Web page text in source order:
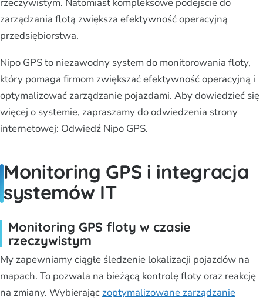
zarządzania flotą zwiększa efektywność operacyjną
przedsiębiorstwa.
Nipo GPS to niezawodny system do monitorowania floty,
który pomaga firmom zwiększać efektywność operacyjną i
optymalizować zarządzanie pojazdami. Aby dowiedzieć się
więcej o systemie, zapraszamy do odwiedzenia strony
internetowej: Odwiedź Nipo GPS.
Monitoring GPS i integracja
systemów IT
Monitoring GPS floty w czasie
rzeczywistym
My zapewniamy ciągłe śledzenie lokalizacji pojazdów na
mapach. To pozwala na bieżącą kontrolę floty oraz reakcję
na zmiany. Wybierając zoptymalizowane zarządzanie